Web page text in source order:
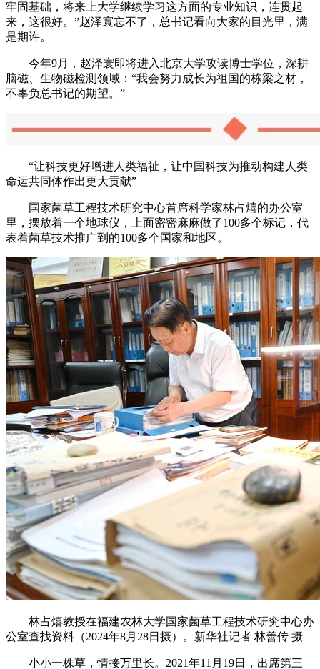
牢固基础，将来上大学继续学习这方面的专业知识，连贯起
来，这很好。”赵泽寰忘不了，总书记看向大家的目光里，满
是期许。
今年9月，赵泽寰即将进入北京大学攻读博士学位，深耕
脑磁、生物磁检测领域：“我会努力成长为祖国的栋梁之材，
不辜负总书记的期望。”
“让科技更好增进人类福祉，让中国科技为推动构建人类
命运共同体作出更大贡献”
国家菌草工程技术研究中心首席科学家林占熺的办公室
里，摆放着一个地球仪，上面密密麻麻做了100多个标记，代
表着菌草技术推广到的100多个国家和地区。
林占熺教授在福建农林大学国家菌草工程技术研究中心办
公室查找资料（2024年8月28日摄）。新华社记者 林善传 摄
小小一株草，情接万里长。2021年11月19日，出席第三